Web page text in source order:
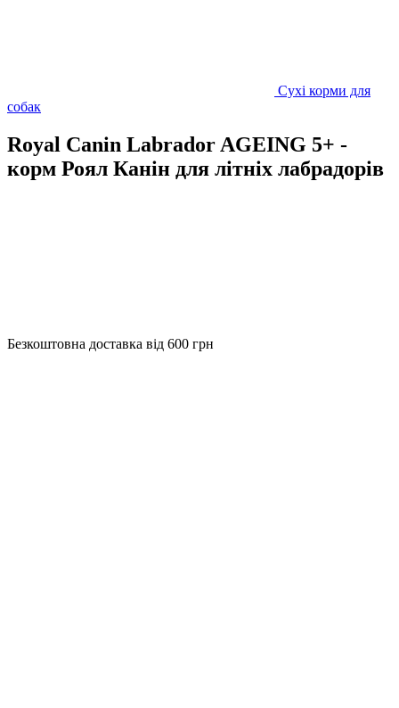
Сухі корми для
собак
Royal Canin Labrador AGEING 5+ -
корм Роял Канін для літніх лабрадорів
Безкоштовна доставка від 600 грн